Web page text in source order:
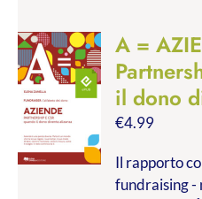
A =
il dono
€4.99
Il rapporto
fundraising -